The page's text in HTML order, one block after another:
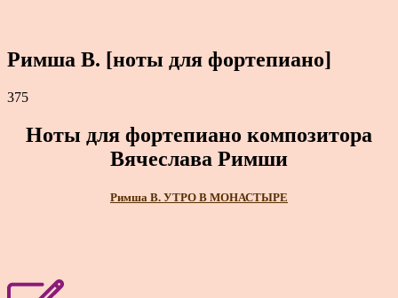
Римша В. [ноты для фортепиано]
375
Ноты для фортепиано композитора
Вячеслава Римши
Римша В. УТРО В МОНАСТЫРЕ